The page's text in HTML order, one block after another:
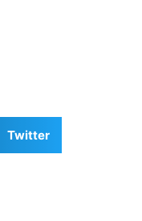
Twitter